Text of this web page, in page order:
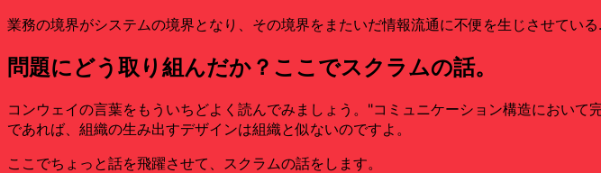
業務の境界がシステムの境界となり、その境界をまたいだ情報流通に不便を生じさせてい
問題にどう取り組んだか？ここでスクラムの話。
コンウェイの言葉をもういちどよく読んでみましょう。"コミュニケーション構造におい
であれば、組織の生み出すデザインは組織と似ないのですよ。
ここでちょっと話を飛躍させて、スクラムの話をします。